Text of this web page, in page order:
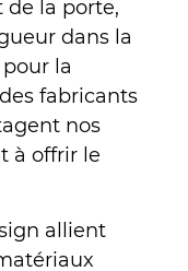
de la porte,
dans la
la
fabricants
nos
à offrir le
allient